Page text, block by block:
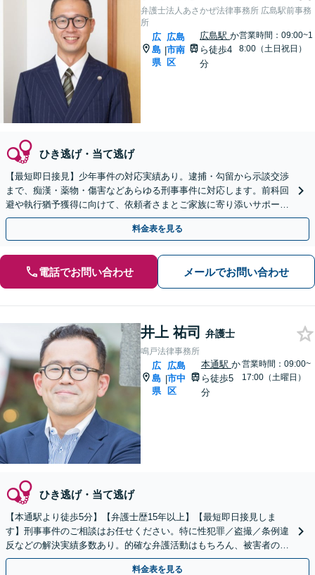
弁護士法人あさかぜ法律事務所 広島駅前事務
所
広
島
県
|
広島
市南
区
広島駅か
ら徒歩4
分
営業時間：09:00~1
8:00（土日祝日）
ひき逃げ・当て逃げ
【最短即日接見】少年事件の対応実績あり。逮捕・勾留から示談交渉
まで、痴漢・薬物・傷害などあらゆる刑事事件に対応します。前科回
避や執行猶予獲得に向けて、依頼者さまとご家族に寄り添いサポート
いたします【猿猴橋町駅2分】
料金表を見る
電話でお問い合わせ メールでお問い合わせ
井上 祐司 弁護士
鳴戸法律事務所
広
島
県
|
広島
市中
区
本通駅 か
ら徒歩5
分
営業時間：09:00~
17:00（土曜日）
ひき逃げ・当て逃げ
【本通駅より徒歩5分】【弁護士歴15年以上】【最短即日接見しま
す】刑事事件のご相談はお任せください。特に性犯罪／盗撮／条例違
反などの解決実績多数あり。的確な弁護活動はもちろん、被害者の方
との示談交渉もお任せください【土日・祝日対応可】
料金表を見る